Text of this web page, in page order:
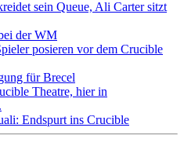
der WM
für Brecel
Endspurt ins Crucible